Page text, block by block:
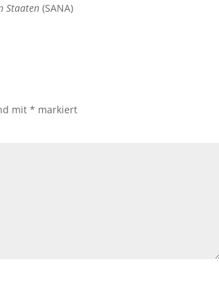
Staaten (SANA)
mit* markiert